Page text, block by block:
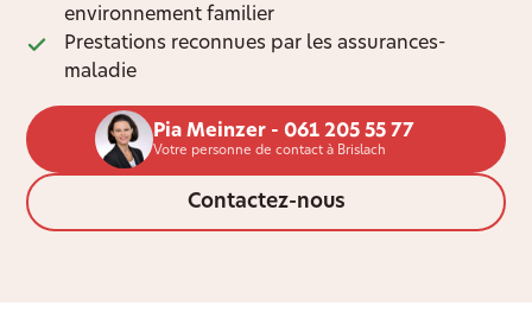
environnement familier
Prestations reconnues par les assurances-
maladie
Pia Meinzer - 061 205 55 77
Votre personne de contact à Brislach
Contactez-nous